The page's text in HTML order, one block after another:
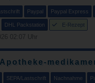
Paypal Paypal Express
DHL Packstation E-Rezept
02:07 Uhr
SEPA/Lastschrift Nachnahme